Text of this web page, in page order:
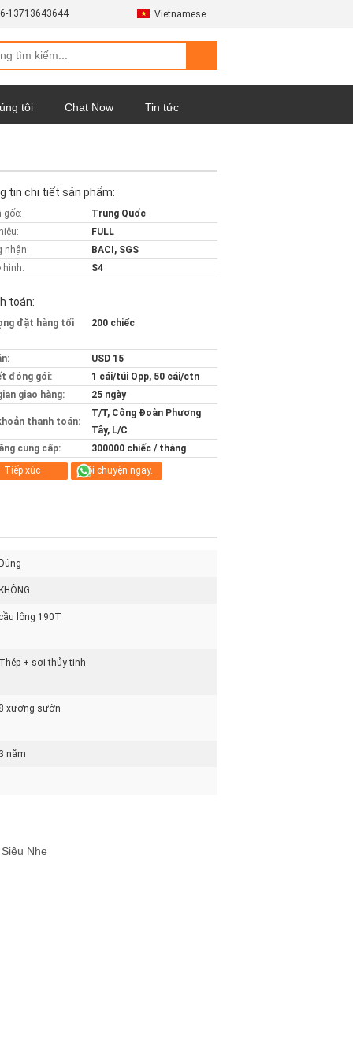
13713643644 Vietnamese
tôi Chat Now Tin tức
tin chi tiết sản phẩm:
gốc:
Trung Quốc
FULL
nhận:
BACI, SGS
hình:
S4
toán:
đặt hàng tối 200 chiếc
USD 15
đóng gói:
1 cái/túi Opp, 50 cái/ctn
giao hàng:
25 ngày
thanh toán:
T/T, Công Đoàn Phương
Tây, L/C
cung cấp:
300000 chiếc / tháng
Tiếp xúc
nói chuyện ngay.
lông 190T
+ sợi thủy tinh
xương sườn
năm
Nhẹ